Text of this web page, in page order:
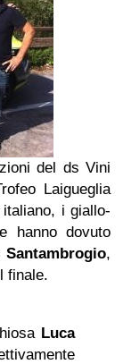
del ds Vini
Laigueglia
i giallo-
hanno dovuto
Santambrogio,
finale.
Luca